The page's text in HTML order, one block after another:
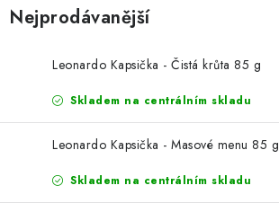
PRO CHOVATELE
OSTATNÍ
PETLOVER
Nejprodávanější
Leonardo Kapsička - Čistá krůta 85 g
Skladem na centrálním skladu
Leonardo Kapsička - Masové menu 85 g
Skladem na centrálním skladu